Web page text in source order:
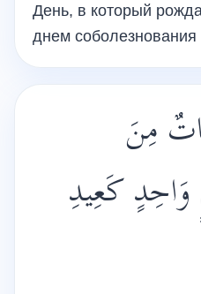
День, в который
днем соболезнования
مِنَ
وَاحِدٍ كَعِيدِ